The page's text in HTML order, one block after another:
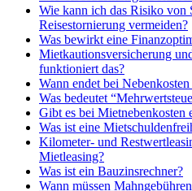
Wie kann ich das Risiko von
Reisestornierung vermeiden?
Was bewirkt eine
Mietkautionsversicherung
funktioniert das?
Wann endet bei
Was bedeutet
Gibt es bei Mietnebenkosten
Was ist eine
Kilometer- und
Mietleasing?
Was ist ein Bauzinsrechner?
Wann müssen